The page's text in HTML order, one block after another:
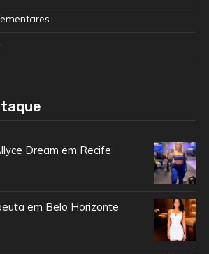
Dream em Recife
em Belo Horizonte